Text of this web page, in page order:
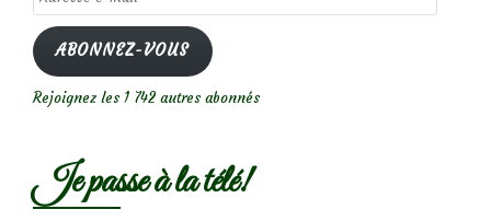
e-
mail
ABONNEZ-VOUS
Rejoignez les 1 742 autres abonnés
Je passe à la télé!